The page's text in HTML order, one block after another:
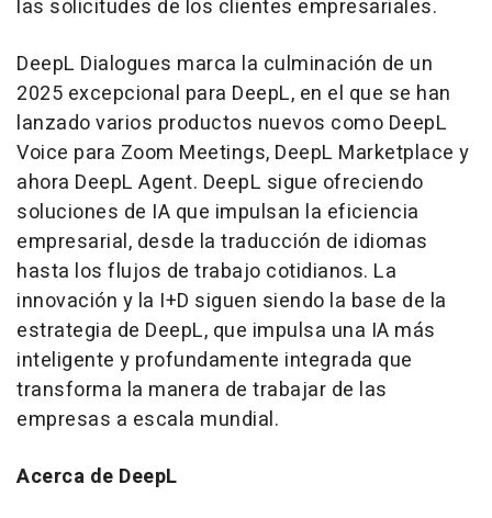
las solicitudes de los clientes empresariales.
DeepL Dialogues marca la culminación de un
2025 excepcional para DeepL, en el que se han
lanzado varios productos nuevos como DeepL
Voice para Zoom Meetings, DeepL Marketplace y
ahora DeepL Agent. DeepL sigue ofreciendo
soluciones de IA que impulsan la eficiencia
empresarial, desde la traducción de idiomas
hasta los flujos de trabajo cotidianos. La
innovación y la I+D siguen siendo la base de la
estrategia de DeepL, que impulsa una IA más
inteligente y profundamente integrada que
transforma la manera de trabajar de las
empresas a escala mundial.
Acerca de DeepL